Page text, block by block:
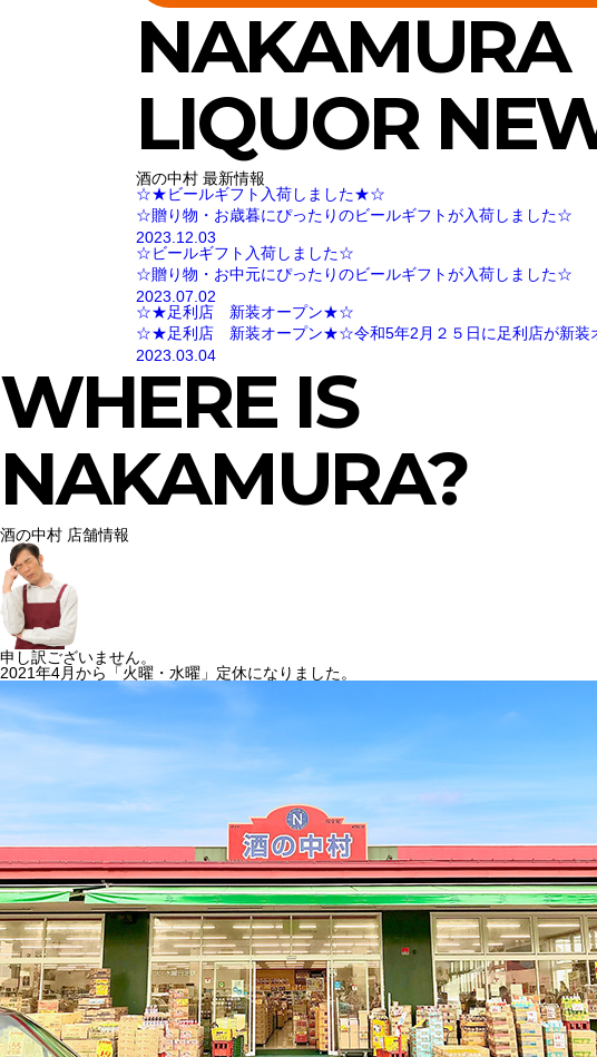
NAKAMURA
LIQUOR
酒の中村 最新情報
☆★ビールギフト入荷しました★☆
☆贈り物・お歳暮にぴったりのビールギフトが入荷しました☆
2023.12.03
☆ビールギフト入荷しました☆
☆贈り物・お中元にぴったりのビールギフトが入荷しました☆
2023.07.02
☆★足利店 新装オープン★☆
☆★足利店 新装オープン★☆令和5年2月２５日に足利店が新装
2023.03.04
WHERE IS
NAKAMURA?
酒の中村 店舗情報
申し訳ございません。
2021年4月から「火曜・水曜」定休になりました。